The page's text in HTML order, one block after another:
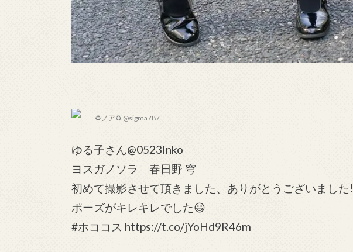
♻ノア♻ @sigma787
ゆる子さん@0523Inko
ヨスガノソラ 春日野 穹
初めて撮影させて頂きました、ありがとうございました!
ポーズがキレキレでした😃
#ホココス https://t.co/jYoHd9R46m